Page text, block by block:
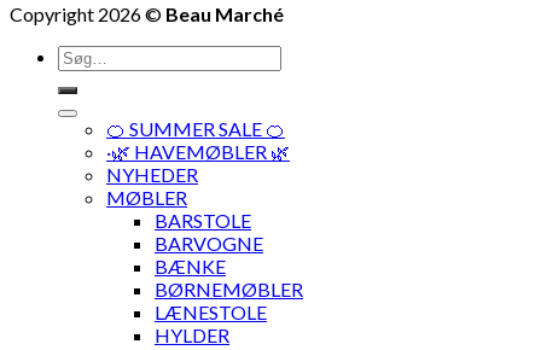
Copyright 2026 © Beau Marché
Søg
efter:
🍊 SUMMER SALE 🍊
·🌿 HAVEMØBLER 🌿
NYHEDER
MØBLER
BARSTOLE
BARVOGNE
BÆNKE
BØRNEMØBLER
LÆNESTOLE
HYLDER